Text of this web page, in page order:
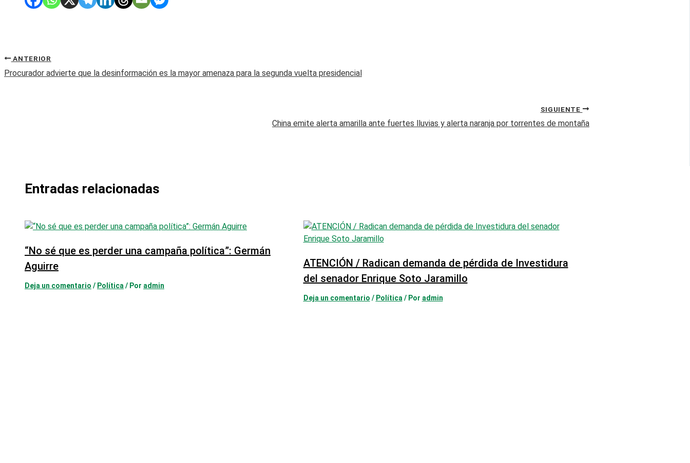
ANTERIOR
Procurador advierte que la desinformación es la mayor amenaza para la segunda vuelta presidencial
SIGUIENTE
China emite alerta amarilla ante fuertes lluvias y alerta naranja por torrentes de montaña
Entradas relacionadas
“No sé que es perder una campaña política”: Germán
Aguirre
Deja un comentario / Política/ Por admin
ATENCIÓN / Radican demanda de pérdida de Investidura
del senador Enrique Soto Jaramillo
Deja un comentario / Política/ Por admin